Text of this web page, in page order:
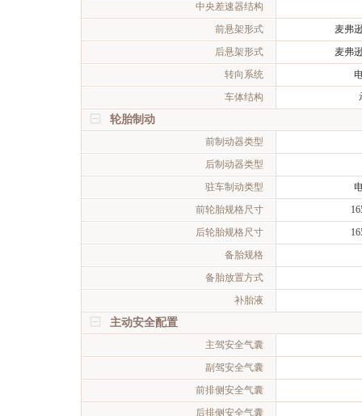
中央差速器结构
前悬架形式
麦弗
后悬架形式
麦弗
转向系统
车体结构
轮胎制动
前制动器类型
后制动器类型
驻车制动类型
前轮胎规格尺寸
后轮胎规格尺寸
备胎规格
备胎放置方式
补胎液
主动安全配置
主驾安全气囊
副驾安全气囊
前排侧安全气囊
后排侧安全气囊